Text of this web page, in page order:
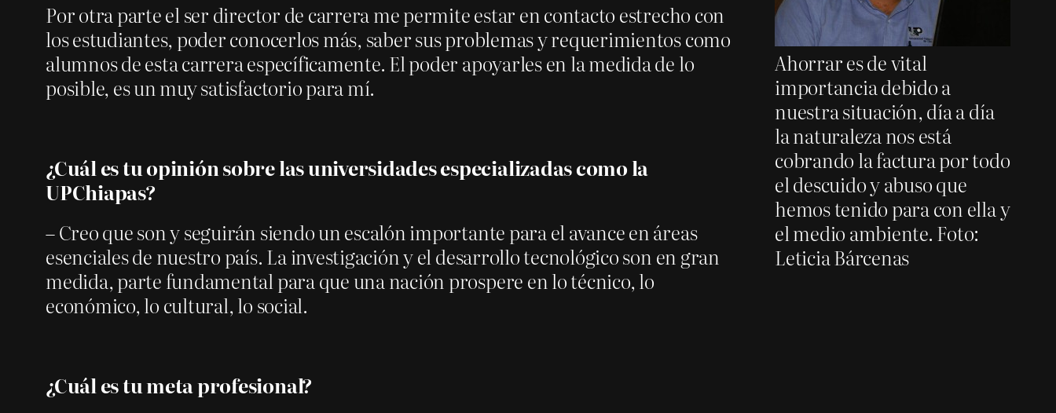
Ahorrar es de vital
importancia debido a
nuestra situación, día a día
la naturaleza nos está
cobrando la factura por todo
el descuido y abuso que
hemos tenido para con ella y
el medio ambiente. Foto:
Leticia Bárcenas
Por otra parte el ser director de carrera me permite estar en contacto estrecho con
los estudiantes, poder conocerlos más, saber sus problemas y requerimientos como
alumnos de esta carrera específicamente. El poder apoyarles en la medida de lo
posible, es un muy satisfactorio para mí.
¿Cuál es tu opinión sobre las universidades especializadas como la
UPChiapas?
– Creo que son y seguirán siendo un escalón importante para el avance en áreas
esenciales de nuestro país. La investigación y el desarrollo tecnológico son en gran
medida, parte fundamental para que una nación prospere en lo técnico, lo
económico, lo cultural, lo social.
¿Cuál es tu meta profesional?